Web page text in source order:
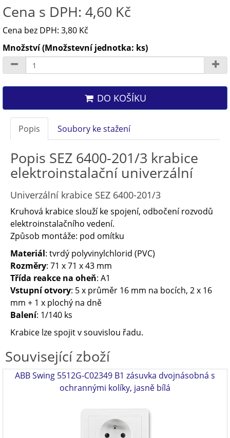
Cena s DPH: 4,60 Kč
Cena bez DPH: 3,80 Kč
Množství (Množstevní jednotka: ks)
DO KOŠÍKU
Popis Soubory ke stažení
Popis SEZ 6400-201/3 krabice
elektroinstalační univerzální
Univerzální krabice SEZ 6400-201/3
Kruhová krabice slouží ke spojení, odbočení rozvodů
elektroinstalačního vedení.
Způsob montáže: pod omítku
Materiál: tvrdý polyvinylchlorid (PVC)
Rozměry: 71 x 71 x 43 mm
Třída reakce na oheň: A1
Vstupní otvory: 5 x průměr 16 mm na bocích, 2 x 16
mm + 1 x plochý na dně
Balení: 1/140 ks
Krabice lze spojit v souvislou řadu.
Související zboží
ABB Swing 5512G-C02349 B1 zásuvka dvojnásobná s
ochrannými kolíky, jasně bílá